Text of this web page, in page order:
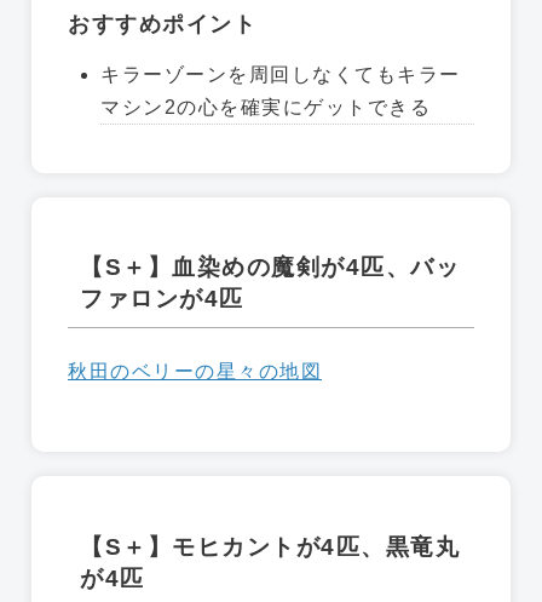
おすすめポイント
キラーゾーンを周回しなくてもキラー
マシン2の心を確実にゲットできる
【S＋】血染めの魔剣が4匹、バッ
ファロンが4匹
秋田のベリーの星々の地図
【S＋】モヒカントが4匹、黒竜丸
が4匹